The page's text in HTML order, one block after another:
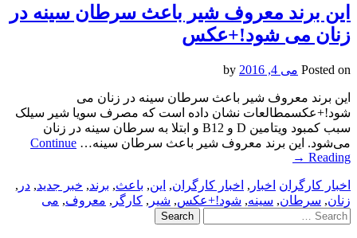
این برند معروف شیر باعث سرطان سینه در
زنان می شود!+عکس
Posted on می 4, 2016
این برند معروف شیر باعث سرطان سینه در زنان می
شود!+عکسمطالعات نشان داده است که مصرف سویا شیر سیلک
سبب کمبود ویتامین D و B12 و ابتلا به سرطان سینه در زنان
می‌شود. این برند معروف شیر باعث سرطان سینه… Continue
Reading
→
اخبار کارگران اخبار , اخبار کارگران, این, باعث, برند, خبر جدید, در ,
زنان, سرطان, سینه, شود!+عکس, شیر , کارگر , معروف, می
Search
for: